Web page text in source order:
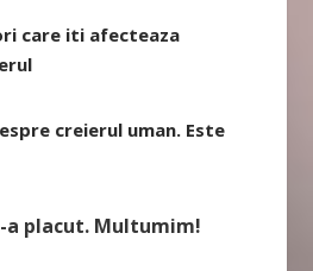
care iti afecteaza
creierul uman. Este
placut. Multumim!